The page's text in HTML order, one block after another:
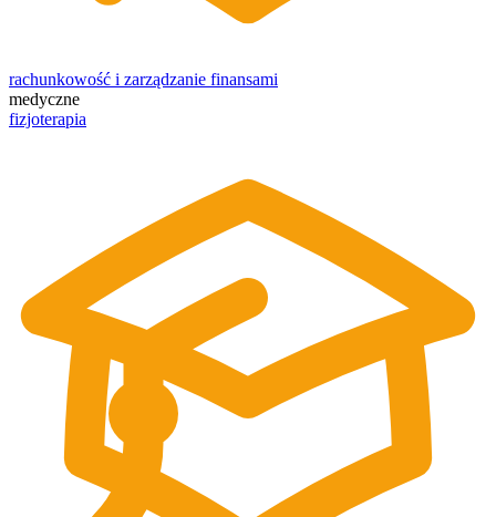
rachunkowość i zarządzanie finansami
medyczne
fizjoterapia